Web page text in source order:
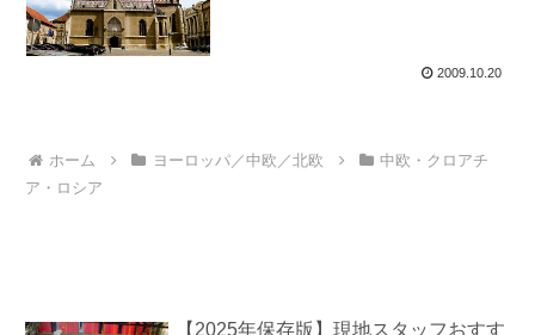
2009.10.20
ホーム ヨーロッパ／中欧／北欧
中欧・クロアチ
ア・ロシア
【2025年保存版】現地スタッフおすす